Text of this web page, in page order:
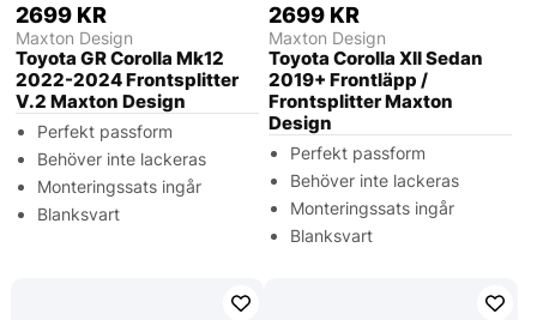
2699 KR
Maxton Design
Toyota GR Corolla Mk12
2022-2024 Frontsplitter
V.2 Maxton Design
Perfekt passform
Behöver inte lackeras
Monteringssats ingår
Blanksvart
2699 KR
Maxton Design
Toyota Corolla XII Sedan
2019+ Frontläpp /
Frontsplitter Maxton
Design
Perfekt passform
Behöver inte lackeras
Monteringssats ingår
Blanksvart